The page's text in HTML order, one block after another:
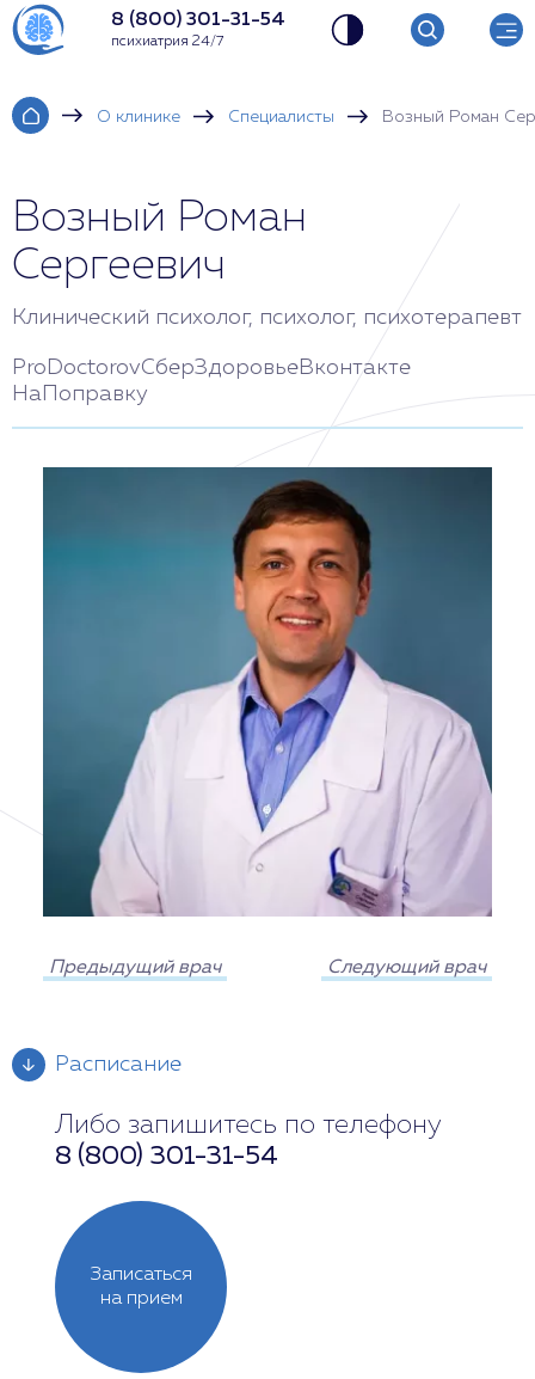
8 (800) 301-31-54
психиатрия 24/7
О клинике Специалисты Возный Роман
Возный Роман
Сергеевич
Клинический психолог, психолог, психотерапевт
ProDoctorovСберЗдоровьеВконтакте
НаПоправку
Следующий врач
Предыдущий врач
Расписание
Понедельник 12:00 - 20:00
Среда
Пятница
Записаться
на прием
Либо запишитесь по телефону
8 (800) 301-31-54